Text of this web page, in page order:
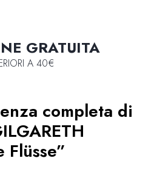
GRATUITA
A 40€
completa di
Flüsse”